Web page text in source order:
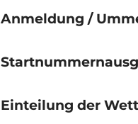
Anmeldung /
Einteilung der